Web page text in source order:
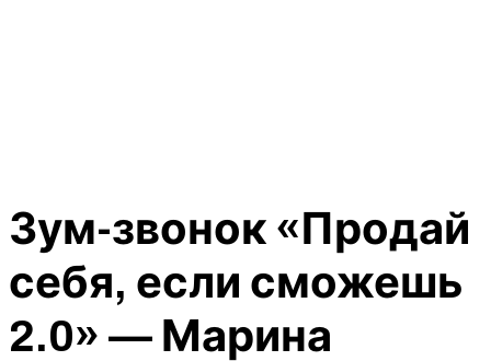
Зум-звонок «Продай
себя, если сможешь
2.0» — Марина